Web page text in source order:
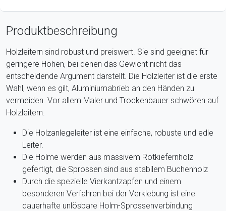
Produktbeschreibung
Holzleitern sind robust und preiswert. Sie sind geeignet für
geringere Höhen, bei denen das Gewicht nicht das
entscheidende Argument darstellt. Die Holzleiter ist die erste
Wahl, wenn es gilt, Aluminiumabrieb an den Händen zu
vermeiden. Vor allem Maler und Trockenbauer schwören auf
Holzleitern.
Die Holzanlegeleiter ist eine einfache, robuste und edle
Leiter.
Die Holme werden aus massivem Rotkiefernholz
gefertigt, die Sprossen sind aus stabilem Buchenholz
Durch die spezielle Vierkantzapfen und einem
besonderen Verfahren bei der Verklebung ist eine
dauerhafte unlösbare Holm-Sprossenverbindung